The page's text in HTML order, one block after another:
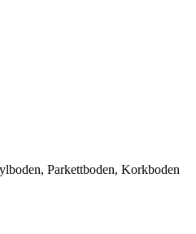
Parkettboden, Korkboden